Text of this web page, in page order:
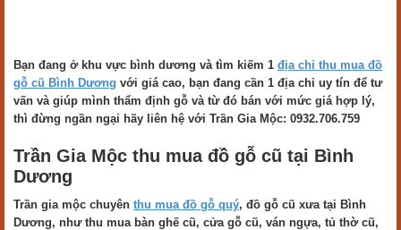
Bạn đang ở khu vực bình dương và tìm kiếm 1 địa chỉ thu mua đồ
gỗ cũ Bình Dương với giá cao, bạn đang cần 1 địa chỉ uy tín để tư
vấn và giúp mình thẩm định gỗ và từ đó bán với mức giá hợp lý,
thì đừng ngần ngại hãy liên hệ với Trần Gia Mộc: 0932.706.759
Trần Gia Mộc thu mua đồ gỗ cũ tại Bình
Dương
Trần gia mộc chuyên thu mua đồ gỗ quý, đồ gỗ cũ xưa tại Bình
Dương, như thu mua bàn ghế cũ, cửa gỗ cũ, ván ngựa, tủ thờ cũ,